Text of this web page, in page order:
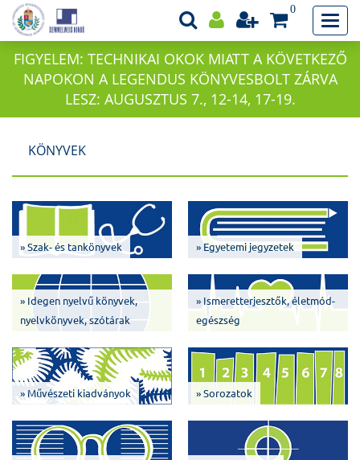
0
FIGYELEM: TECHNIKAI OKOK MIATT A KÖVETKEZŐ
NAPOKON A LEGENDUS KÖNYVESBOLT ZÁRVA
LESZ: AUGUSZTUS 7., 12-14, 17-19.
KÖNYVEK
» Szak- és tankönyvek » Egyetemi jegyzetek
» Idegen nyelvű könyvek,
nyelvkönyvek, szótárak
» Ismeretterjesztők, életmód-
egészség
» Művészeti kiadványok » Sorozatok